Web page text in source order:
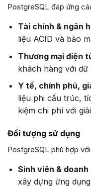
PostgreSQL đáp ứng
Tài chính & ngân
liệu ACID và bảo
Thương mại điện
khách hàng với dữ
Y tế, chính phủ,
liệu phi cấu trúc,
kiệm chi phí với
Đối tượng sử dụng
PostgreSQL phù hợp
Sinh viên &
xây dựng ứng